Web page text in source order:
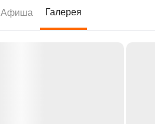
Афиша Галерея